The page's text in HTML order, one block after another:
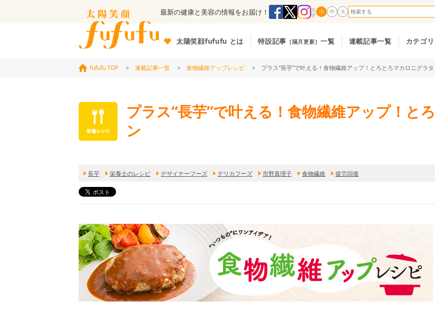
最新の健康と美容の情報をお届け！ 小 中 大
太陽笑顔fufufu とは 特設記事 ［隔月更新］一覧 連載記事一覧 カテゴ
fufufu TOP > 連載記事一覧 > 食物繊維アップレシピ > プラス“長芋”で叶える！食物繊維アップ！とろとろマカロニグラ
プラス“長芋”で叶える！食物繊維アップ！と
ン
長芋 栄養士のレシピ デザイナーフーズ デリカフーズ 市野真理子 食物繊維 疲労回復